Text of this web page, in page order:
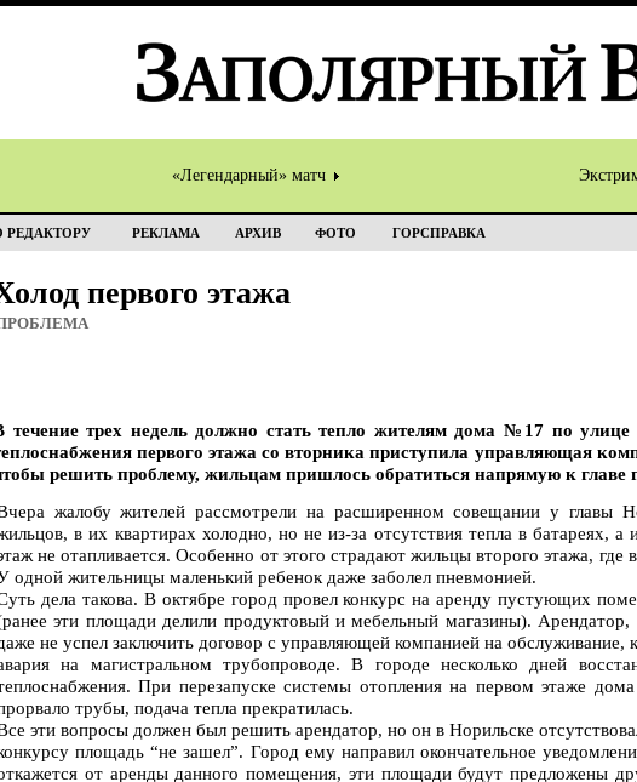
«Легендарный» матч
РЕДАКТОРУ РЕКЛАМА АРХИВ ФОТО ГОРСПРАВКА
первого этажа
течение трех недель должно стать тепло жителям дома №17 по
первого этажа со вторника приступила управляющая
решить проблему, жильцам пришлось обратиться напрямую к главе
жалобу жителей рассмотрели на расширенном совещании у главы
в их квартирах холодно, но не из-за отсутствия тепла в батареях, а
не отапливается. Особенно от этого страдают жильцы второго этажа, где
одной жительницы маленький ребенок даже заболел пневмонией.
дела такова. В октябре город провел конкурс на аренду пустующих
эти площади делили продуктовый и мебельный магазины). Арендатор,
не успел заключить договор с управляющей компанией на обслуживание,
на магистральном трубопроводе. В городе несколько дней
При перезапуске системы отопления на первом этаже
трубы, подача тепла прекратилась.
эти вопросы должен был решить арендатор, но он в Норильске
площадь “не зашел”. Город ему направил окончательное
от аренды данного помещения, эти площади будут предложены